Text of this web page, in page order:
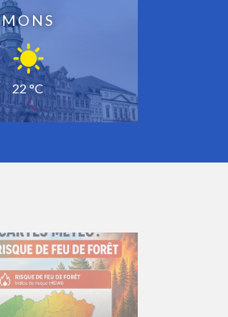
MONS
22 °C